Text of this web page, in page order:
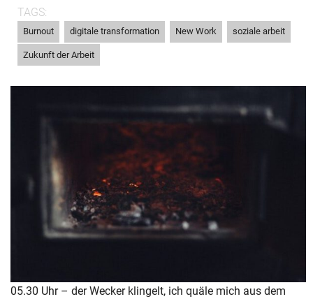
TAGS:
Burnout digitale transformation New Work soziale arbeit
Zukunft der Arbeit
05.30 Uhr – der Wecker klingelt, ich quäle mich aus dem